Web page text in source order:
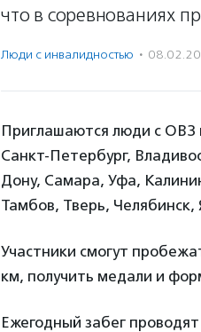
что в соревнованиях
Люди с инвалидностью ·
Приглашаются люди с ОВЗ
Санкт-Петербург,
Дону, Самара, Уфа,
Тамбов, Тверь, Челябинск,
Участники смогут
км, получить медали и
Ежегодный забег